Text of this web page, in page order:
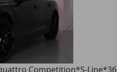
Competition*S-Line*360